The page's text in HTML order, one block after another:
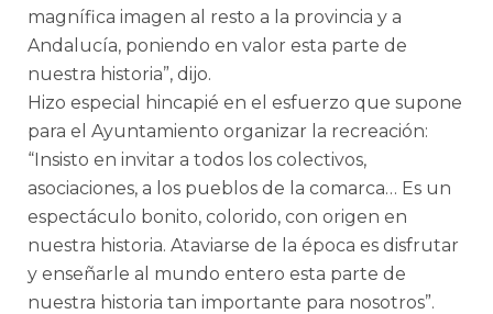
magnífica imagen al resto a la provincia y a
Andalucía, poniendo en valor esta parte de
nuestra historia”, dijo.
Hizo especial hincapié en el esfuerzo que supone
para el Ayuntamiento organizar la recreación:
“Insisto en invitar a todos los colectivos,
asociaciones, a los pueblos de la comarca… Es un
espectáculo bonito, colorido, con origen en
nuestra historia. Ataviarse de la época es disfrutar
y enseñarle al mundo entero esta parte de
nuestra historia tan importante para nosotros”.